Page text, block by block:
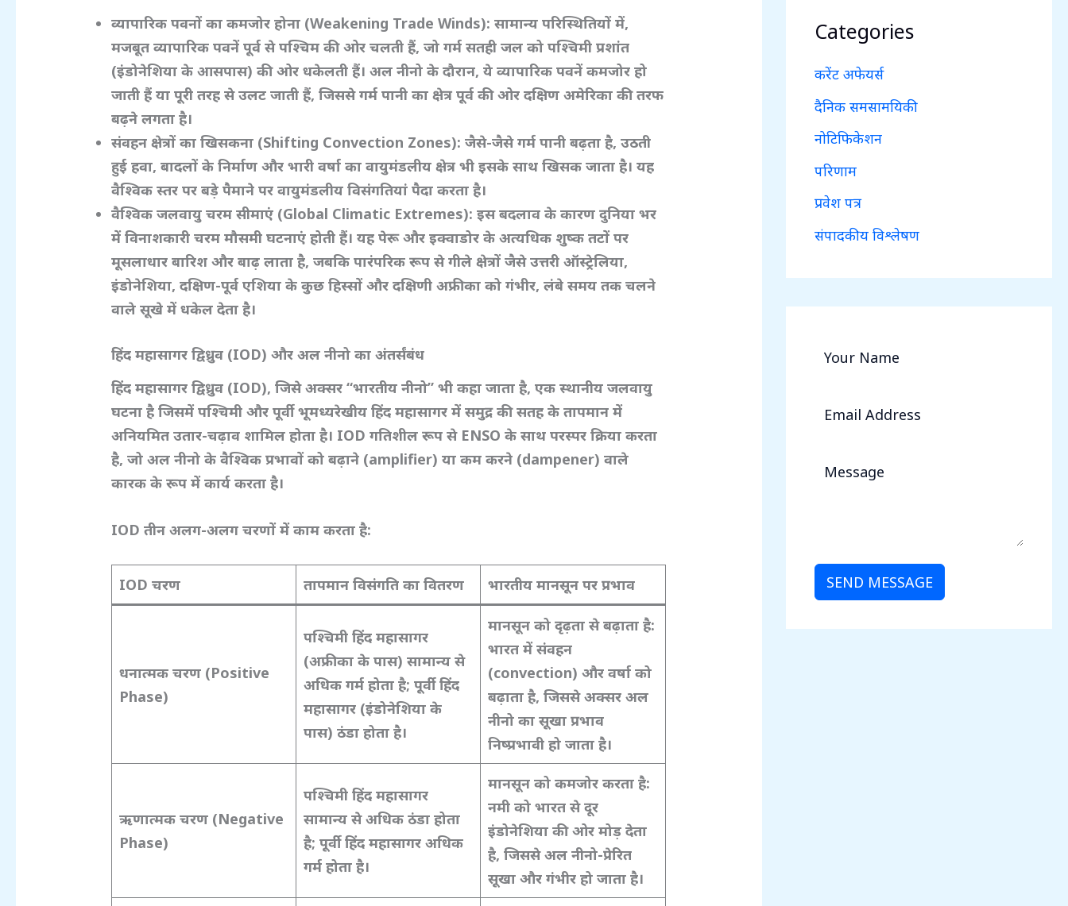
व्यापारिक पवनों का कमजोर होना (Weakening Trade Winds):सामान्य परिस्थितियों में,
मजबूत व्यापारिक पवनें पूर्व से पश्चिम की ओर चलती हैं,जो गर्म सतही जल को पश्चिमी प्रशांत
(इंडोनेशिया के आसपास) की ओर धकेलती हैं। अल नीनो के दौरान,ये व्यापारिक पवनें कमजोर हो
जाती हैं या पूरी तरह से उलट जाती हैं,जिससे गर्म पानी का क्षेत्र पूर्व की ओर दक्षिण अमेरिका की तरफ
बढ़ने लगता है।
संवहन क्षेत्रों का खिसकना (Shifting Convection Zones):जैसे-जैसे गर्म पानी बढ़ता है,उठती
हुई हवा,बादलों के निर्माण और भारी वर्षा का वायुमंडलीय क्षेत्र भी इसके साथ खिसक जाता है। यह
वैश्विक स्तर पर बड़े पैमाने पर वायुमंडलीय विसंगतियां पैदा करता है।
वैश्विक जलवायु चरम सीमाएं (Global Climatic Extremes):इस बदलाव के कारण दुनिया भर
में विनाशकारी चरम मौसमी घटनाएं होती हैं। यह पेरू और इक्वाडोर के अत्यधिक शुष्क तटों पर
मूसलाधार बारिश और बाढ़ लाता है,जबकि पारंपरिक रूप से गीले क्षेत्रों जैसे उत्तरी ऑस्ट्रेलिया,
इंडोनेशिया,दक्षिण-पूर्व एशिया के कुछ हिस्सों और दक्षिणी अफ्रीका को गंभीर,लंबे समय तक चलने
वाले सूखे में धकेल देता है।
हिंद महासागर द्विध्रुव (IOD)और अल नीनो का अंतर्संबंध
हिंद महासागर द्विध्रुव (IOD),जिसे अक्सर “भारतीय नीनो” भी कहा जाता है,एक स्थानीय जलवायु
घटना है जिसमें पश्चिमी और पूर्वी भूमध्यरेखीय हिंद महासागर में समुद्र की सतह के तापमान में
अनियमित उतार-चढ़ाव शामिल होता है। IODगतिशील रूप से ENSOके साथ परस्पर क्रिया करता
है,जो अल नीनो के वैश्विक प्रभावों को बढ़ाने (amplifier)या कम करने (dampener)वाले
कारक के रूप में कार्य करता है।
IODतीन अलग-अलग चरणों में काम करता है:
IODचरण तापमान विसंगति का वितरण भारतीय मानसून पर प्रभाव
धनात्मक चरण (Positive
Phase)
पश्चिमी हिंद महासागर
(अफ्रीका के पास) सामान्य से
अधिक गर्म होता है;पूर्वी हिंद
महासागर (इंडोनेशिया के
पास) ठंडा होता है।
मानसून को दृढ़ता से बढ़ाता है:
भारत में संवहन
(convection)और वर्षा को
बढ़ाता है,जिससे अक्सर अल
नीनो का सूखा प्रभाव
निष्प्रभावी हो जाता है।
ऋणात्मक चरण (Negative
Phase)
पश्चिमी हिंद महासागर
सामान्य से अधिक ठंडा होता
है;पूर्वी हिंद महासागर अधिक
गर्म होता है।
मानसून को कमजोर करता है:
नमी को भारत से दूर
इंडोनेशिया की ओर मोड़ देता
है,जिससे अल नीनो-प्रेरित
सूखा और गंभीर हो जाता है।
Categories
करेंट अफेयर्स
दैनिक समसामयिकी
नोटिफिकेशन
परिणाम
प्रवेश पत्र
संपादकीय विश्लेषण
SEND MESSAGE